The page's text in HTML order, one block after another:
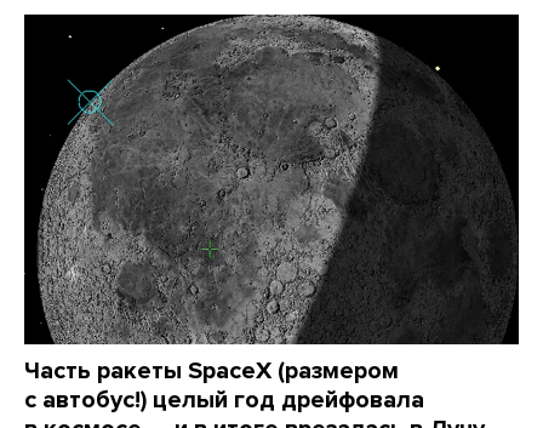
Часть ракеты SpaceX (размером
с автобус!) целый год дрейфовала